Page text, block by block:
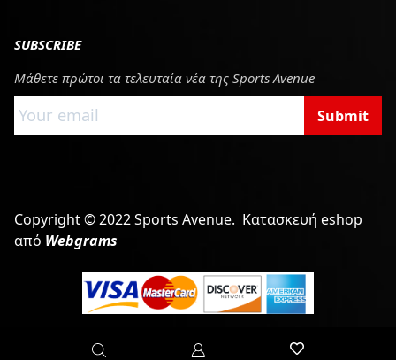
SUBSCRIBE
Μάθετε πρώτοι τα τελευταία νέα της Sports Avenue
Submit
Copyright © 2022 Sports Avenue. Κατασκευή eshop
από Webgrams